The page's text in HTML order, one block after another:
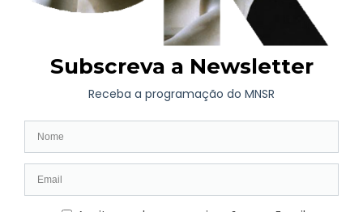
Com a extinção das ordens religiosas recolheram-se obras, entre
outros, nos mosteiros de Tibães e de Santa Cruz de Coimbra.
Conhecido como Museu Portuense, ficou instalado no extinto
Convento de Santo António da Cidade, na praça de S. Lázaro,
vindo a ser formalizado por decreto em 1836 por D. Maria II.
Porto, Marques de Oliveira e Henrique Pousão, em sucessivas
gerações de mestres e discípulos.